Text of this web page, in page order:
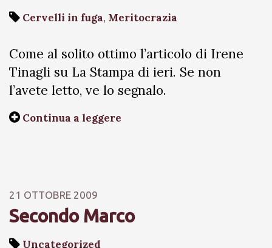
Cervelli in fuga, Meritocrazia
Come al solito ottimo l’articolo di Irene
Tinagli su La Stampa di ieri. Se non
l’avete letto, ve lo segnalo.
Continua a leggere
21 OTTOBRE 2009
Secondo Marco
Uncategorized